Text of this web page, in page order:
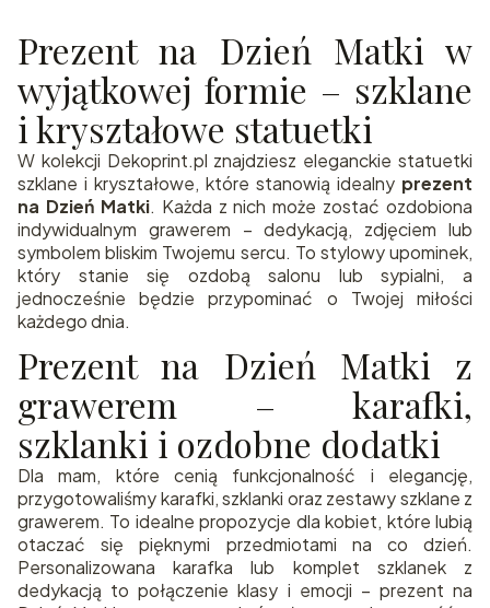
Prezent na Dzień Matki w
wyjątkowej formie – szklane
i kryształowe statuetki
W kolekcji Dekoprint.pl znajdziesz eleganckie statuetki
szklane i kryształowe, które stanowią idealny prezent
na Dzień Matki. Każda z nich może zostać ozdobiona
indywidualnym grawerem – dedykacją, zdjęciem lub
symbolem bliskim Twojemu sercu. To stylowy upominek,
który stanie się ozdobą salonu lub sypialni, a
jednocześnie będzie przypominać o Twojej miłości
każdego dnia.
Prezent na Dzień Matki z
grawerem – karafki,
szklanki i ozdobne dodatki
Dla mam, które cenią funkcjonalność i elegancję,
przygotowaliśmy karafki, szklanki oraz zestawy szklane z
grawerem. To idealne propozycje dla kobiet, które lubią
otaczać się pięknymi przedmiotami na co dzień.
Personalizowana karafka lub komplet szklanek z
dedykacją to połączenie klasy i emocji – prezent na